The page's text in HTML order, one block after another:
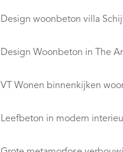
Design woonbeton villa
Design Woonbeton in The
VT Wonen binnenkijken
Leefbeton in modern